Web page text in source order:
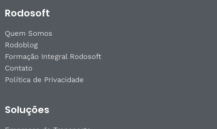
Rodosoft
Quem Somos
Rodoblog
Formação Integral Rodosoft
Contato
Política de Privacidade
Soluções